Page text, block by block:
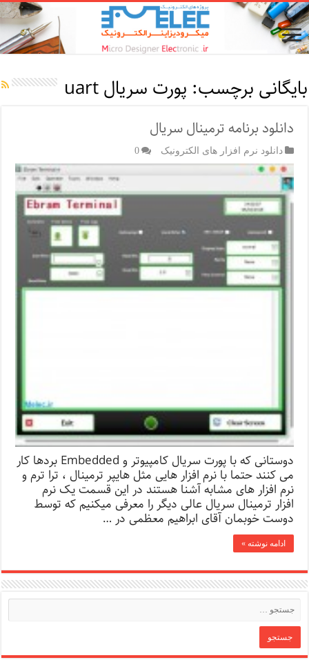
بایگانی برچسب: پورت سریال uart
دانلود برنامه ترمینال سریال
دانلود نرم افزار های الکترونیک 0
دوستانی که با پورت سریال کامپیوتر و Embedded بردها کار
می کنند حتما با نرم افزار هایی مثل هایپر ترمینال ، ترا ترم و
نرم افزار های مشابه آشنا هستند در این قسمت یک نرم
افزار ترمینال سریال عالی دیگر را معرفی میکنیم که توسط
دوست خوبمان آقای ابراهیم معظمی در …
ادامه نوشته »